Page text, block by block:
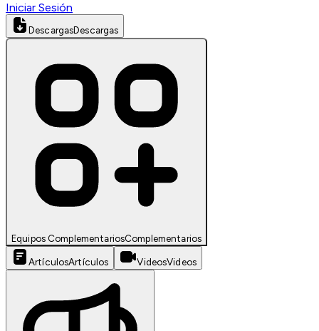
Iniciar Sesión
DescargasDescargas
Equipos ComplementariosComplementarios
ArtículosArtículos VideosVideos